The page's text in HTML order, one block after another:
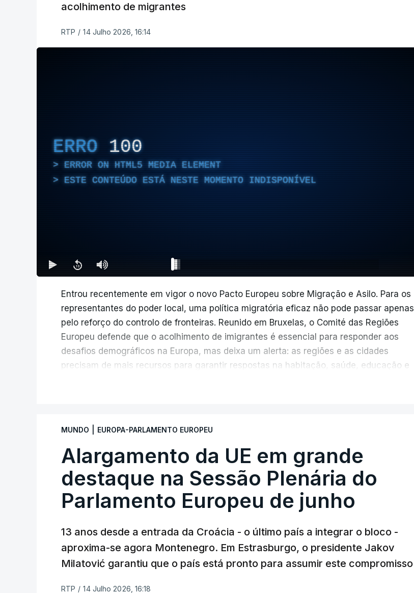
acolhimento de migrantes
RTP / 14 Julho 2026, 16:14
ERRO 100
ERROR ON HTML5 MEDIA ELEMENT
ESTE CONTEÚDO ESTÁ NESTE MOMENTO INDISPONÍVEL
Entrou recentemente em vigor o novo Pacto Europeu sobre Migração e Asilo. Para os
representantes do poder local, uma política migratória eficaz não pode passar apenas
pelo reforço do controlo de fronteiras. Reunido em Bruxelas, o Comité das Regiões
Europeu defende que o acolhimento de imigrantes é essencial para responder aos
desafios demográficos na Europa, mas deixa um alerta: as regiões e as cidades
precisam de mais recursos para garantir respostas na habitação, saúde, educação e
MUNDO EUROPA-PARLAMENTO EUROPEU
Alargamento da UE em grande
destaque na Sessão Plenária do
Parlamento Europeu de junho
13 anos desde a entrada da Croácia - o último país a integrar o bloco -
aproxima-se agora Montenegro. Em Estrasburgo, o presidente Jakov
Milatović garantiu que o país está pronto para assumir este compromisso
RTP / 14 Julho 2026, 16:18